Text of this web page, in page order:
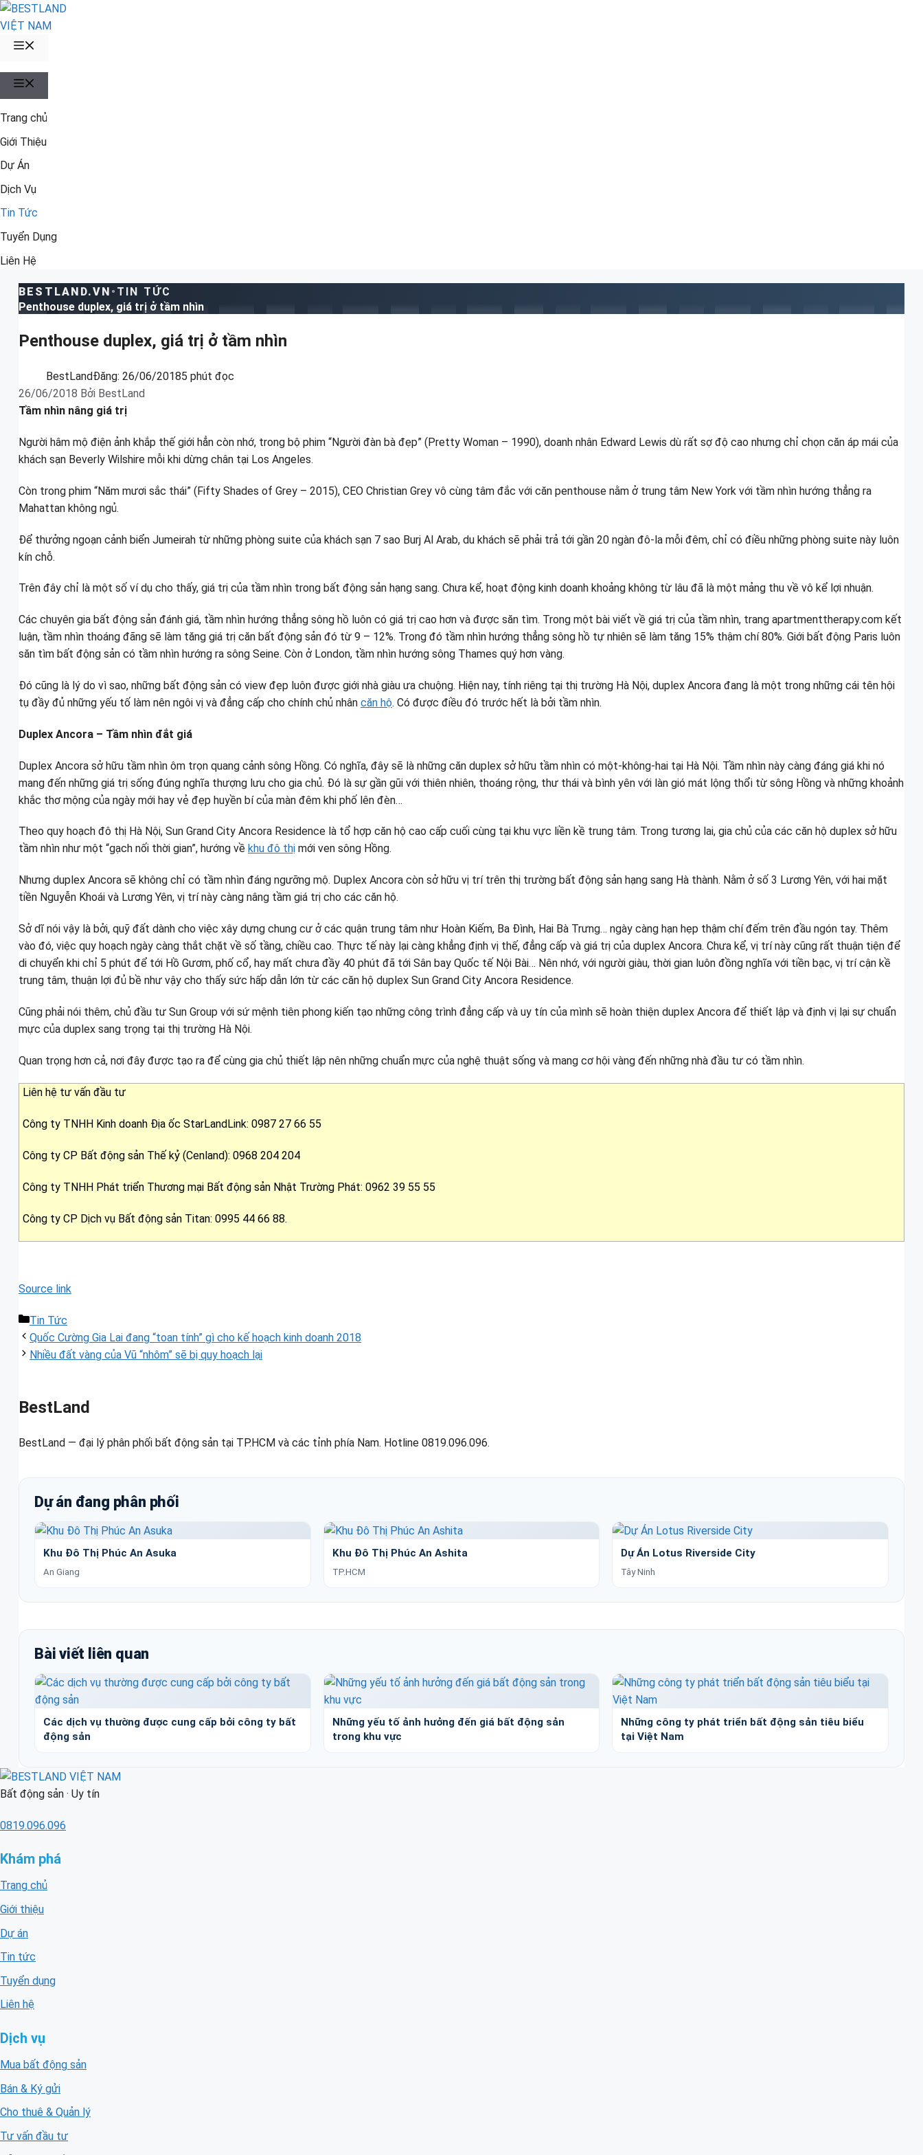
Chuyển
đến
Trang chủ
Giới Thiệu
Dự Án
Dịch Vụ
Tin Tức
Tuyển Dụng
Liên Hệ
BESTLAND.VN • TIN TỨC
Penthouse duplex, giá trị ở tầm nhìn
Penthouse duplex, giá trị ở tầm nhìn
BestLandĐăng: 26/06/20185 phút đọc
26/06/2018 Bởi BestLand
Tầm nhìn nâng giá trị
Người hâm mộ điện ảnh khắp thế giới hẳn còn nhớ, trong bộ phim “Người đàn bà đẹp” (Pretty Woman – 1990), doanh nhân Edward Lewis dù rất sợ độ cao nhưng chỉ chọn căn áp mái của
khách sạn Beverly Wilshire mỗi khi dừng chân tại Los Angeles.
Còn trong phim “Năm mươi sắc thái” (Fifty Shades of Grey – 2015), CEO Christian Grey vô cùng tâm đắc với căn penthouse nằm ở trung tâm New York với tầm nhìn hướng thẳng ra
Mahattan không ngủ.
Để thưởng ngoạn cảnh biển Jumeirah từ những phòng suite của khách sạn 7 sao Burj Al Arab, du khách sẽ phải trả tới gần 20 ngàn đô-la mỗi đêm, chỉ có điều những phòng suite này luôn
kín chỗ.
Trên đây chỉ là một số ví dụ cho thấy, giá trị của tầm nhìn trong bất động sản hạng sang. Chưa kể, hoạt động kinh doanh khoảng không từ lâu đã là một mảng thu về vô kể lợi nhuận.
Các chuyên gia bất động sản đánh giá, tầm nhìn hướng thẳng sông hồ luôn có giá trị cao hơn và được săn tìm. Trong một bài viết về giá trị của tầm nhìn, trang apartmenttherapy.com kết
luận, tầm nhìn thoáng đãng sẽ làm tăng giá trị căn bất động sản đó từ 9 – 12%. Trong đó tầm nhìn hướng thẳng sông hồ tự nhiên sẽ làm tăng 15% thậm chí 80%. Giới bất động Paris luôn
săn tìm bất động sản có tầm nhìn hướng ra sông Seine. Còn ở London, tầm nhìn hướng sông Thames quý hơn vàng.
Đó cũng là lý do vì sao, những bất động sản có view đẹp luôn được giới nhà giàu ưa chuộng. Hiện nay, tính riêng tại thị trường Hà Nội, duplex Ancora đang là một trong những cái tên hội
tụ đầy đủ những yếu tố làm nên ngôi vị và đẳng cấp cho chính chủ nhân căn hộ. Có được điều đó trước hết là bởi tầm nhìn.
Duplex Ancora – Tầm nhìn đắt giá
Duplex Ancora sở hữu tầm nhìn ôm trọn quang cảnh sông Hồng. Có nghĩa, đây sẽ là những căn duplex sở hữu tầm nhìn có một-không-hai tại Hà Nội. Tầm nhìn này càng đáng giá khi nó
mang đến những giá trị sống đúng nghĩa thượng lưu cho gia chủ. Đó là sự gần gũi với thiên nhiên, thoáng rộng, thư thái và bình yên với làn gió mát lộng thổi từ sông Hồng và những khoảnh
khắc thơ mộng của ngày mới hay vẻ đẹp huyền bí của màn đêm khi phố lên đèn…
Theo quy hoạch đô thị Hà Nội, Sun Grand City Ancora Residence là tổ hợp căn hộ cao cấp cuối cùng tại khu vực liền kề trung tâm. Trong tương lai, gia chủ của các căn hộ duplex sở hữu
tầm nhìn như một “gạch nối thời gian”, hướng về khu đô thị mới ven sông Hồng.
Nhưng duplex Ancora sẽ không chỉ có tầm nhìn đáng ngưỡng mộ. Duplex Ancora còn sở hữu vị trí trên thị trường bất động sản hạng sang Hà thành. Nằm ở số 3 Lương Yên, với hai mặt
tiền Nguyễn Khoái và Lương Yên, vị trí này càng nâng tầm giá trị cho các căn hộ.
Sở dĩ nói vậy là bởi, quỹ đất dành cho việc xây dựng chung cư ở các quận trung tâm như Hoàn Kiếm, Ba Đình, Hai Bà Trưng… ngày càng hạn hẹp thậm chí đếm trên đầu ngón tay. Thêm
vào đó, việc quy hoạch ngày càng thắt chặt về số tầng, chiều cao. Thực tế này lại càng khẳng định vị thế, đẳng cấp và giá trị của duplex Ancora. Chưa kể, vị trí này cũng rất thuận tiện để
di chuyển khi chỉ 5 phút để tới Hồ Gươm, phố cổ, hay mất chưa đầy 40 phút đã tới Sân bay Quốc tế Nội Bài… Nên nhớ, với người giàu, thời gian luôn đồng nghĩa với tiền bạc, vị trí cận kề
trung tâm, thuận lợi đủ bề như vậy cho thấy sức hấp dẫn lớn từ các căn hộ duplex Sun Grand City Ancora Residence.
Cũng phải nói thêm, chủ đầu tư Sun Group với sứ mệnh tiên phong kiến tạo những công trình đẳng cấp và uy tín của mình sẽ hoàn thiện duplex Ancora để thiết lập và định vị lại sự chuẩn
mực của duplex sang trọng tại thị trường Hà Nội.
Quan trọng hơn cả, nơi đây được tạo ra để cùng gia chủ thiết lập nên những chuẩn mực của nghệ thuật sống và mang cơ hội vàng đến những nhà đầu tư có tầm nhìn.
Liên hệ tư vấn đầu tư
Công ty TNHH Kinh doanh Địa ốc StarLandLink: 0987 27 66 55
Công ty CP Bất động sản Thế kỷ (Cenland): 0968 204 204
Công ty TNHH Phát triển Thương mại Bất động sản Nhật Trường Phát: 0962 39 55 55
Công ty CP Dịch vụ Bất động sản Titan: ‭0995 44 66 88‬‬‬‬.
Source link
Danh
mục
Tin Tức
Quốc Cường Gia Lai đang “toan tính” gì cho kế hoạch kinh doanh 2018
Nhiều đất vàng của Vũ “nhôm” sẽ bị quy hoạch lại
BestLand
BestLand — đại lý phân phối bất động sản tại TP.HCM và các tỉnh phía Nam. Hotline 0819.096.096.
Dự án đang phân phối
Khu Đô Thị Phúc An Asuka
An Giang
Khu Đô Thị Phúc An Ashita
TP.HCM
Dự Án Lotus Riverside City
Tây Ninh
Bài viết liên quan
Các dịch vụ thường được cung cấp bởi công ty bất
động sản
Những yếu tố ảnh hưởng đến giá bất động sản
trong khu vực
Những công ty phát triển bất động sản tiêu biểu
tại Việt Nam
Bất động sản · Uy tín
0819.096.096
Khám phá
Trang chủ
Giới thiệu
Dự án
Tin tức
Tuyển dụng
Liên hệ
Dịch vụ
Mua bất động sản
Bán & Ký gửi
Cho thuê & Quản lý
Tư vấn đầu tư